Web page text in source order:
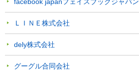
ＬＩＮＥ株式会社
dely株式会社
グーグル合同会社